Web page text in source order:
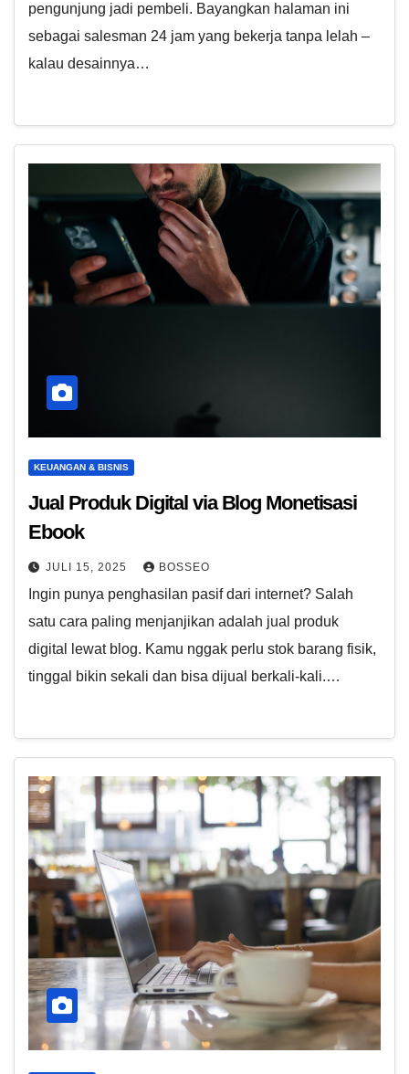
pengunjung jadi pembeli. Bayangkan halaman ini
sebagai salesman 24 jam yang bekerja tanpa lelah –
kalau desainnya…
KEUANGAN & BISNIS
Jual Produk Digital via Blog Monetisasi
Ebook
JULI 15, 2025 BOSSEO
Ingin punya penghasilan pasif dari internet? Salah
satu cara paling menjanjikan adalah jual produk
digital lewat blog. Kamu nggak perlu stok barang fisik,
tinggal bikin sekali dan bisa dijual berkali-kali.…